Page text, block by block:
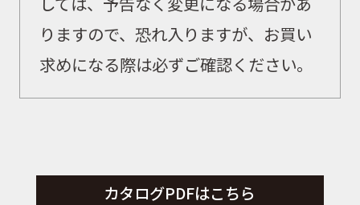
りますので、恐れ入りますが、お買い
求めになる際は必ずご確認ください。
カタログPDFはこちら